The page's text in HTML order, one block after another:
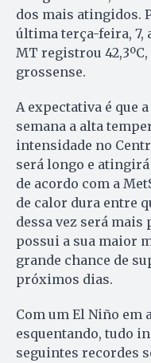
dos mais atingidos.
última terça-feira, 7,
MT registrou
grossense.
A expectativa é que
semana a alta
intensidade no
será longo e atingirá
de acordo com a
de calor dura entre
dessa vez será mais
possui a sua maior
grande chance de
próximos dias.
Com um El Niño em
esquentando, tudo
seguintes recordes